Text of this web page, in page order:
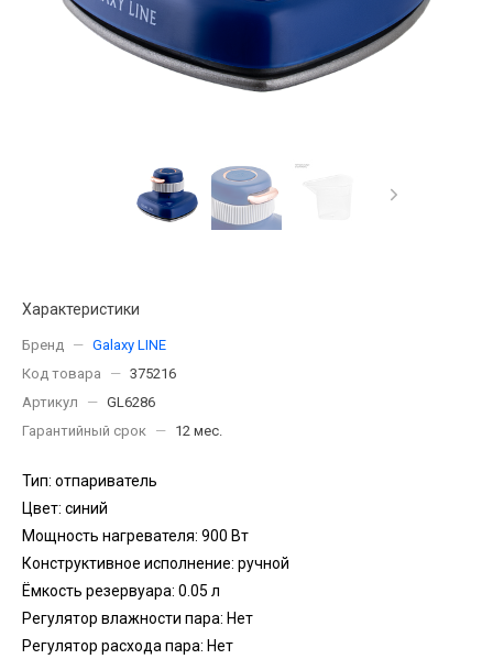
Характеристики
Бренд — Galaxy LINE
Код товара
— 375216
Артикул
— GL6286
Гарантийный срок
— 12 мес.
Тип: отпариватель
Цвет: синий
Мощность нагревателя: 900 Вт
Конструктивное исполнение: ручной
Ёмкость резервуара: 0.05 л
Регулятор влажности пара: Нет
Регулятор расхода пара: Нет